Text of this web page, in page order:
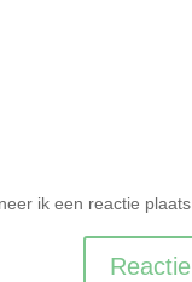
ik een reactie plaats.